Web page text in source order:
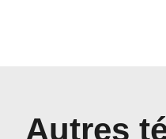
Autres